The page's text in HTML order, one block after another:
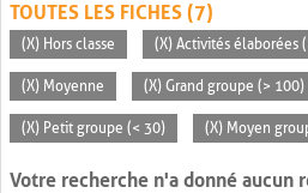
TOUTES LES FICHES (7)
(X) Hors classe (X) Activités élaborées
(X) Moyenne (X) Grand groupe (> 100)
(X) Petit groupe (< 30) (X) Moyen
Votre recherche n'a donné aucun